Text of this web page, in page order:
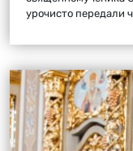
урочисто передали